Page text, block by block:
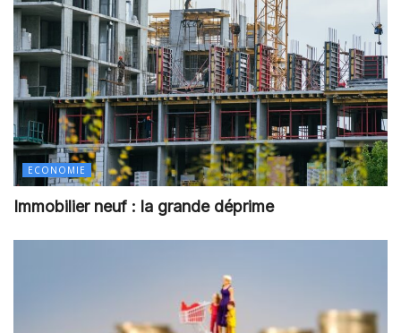
ECONOMIE
Immobilier neuf : la grande déprime